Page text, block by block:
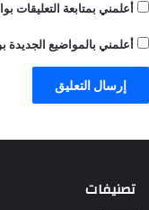
أعلمني بمتابعة التعليقات
أعلمني بالمواضيع الجديدة
تصنيفات